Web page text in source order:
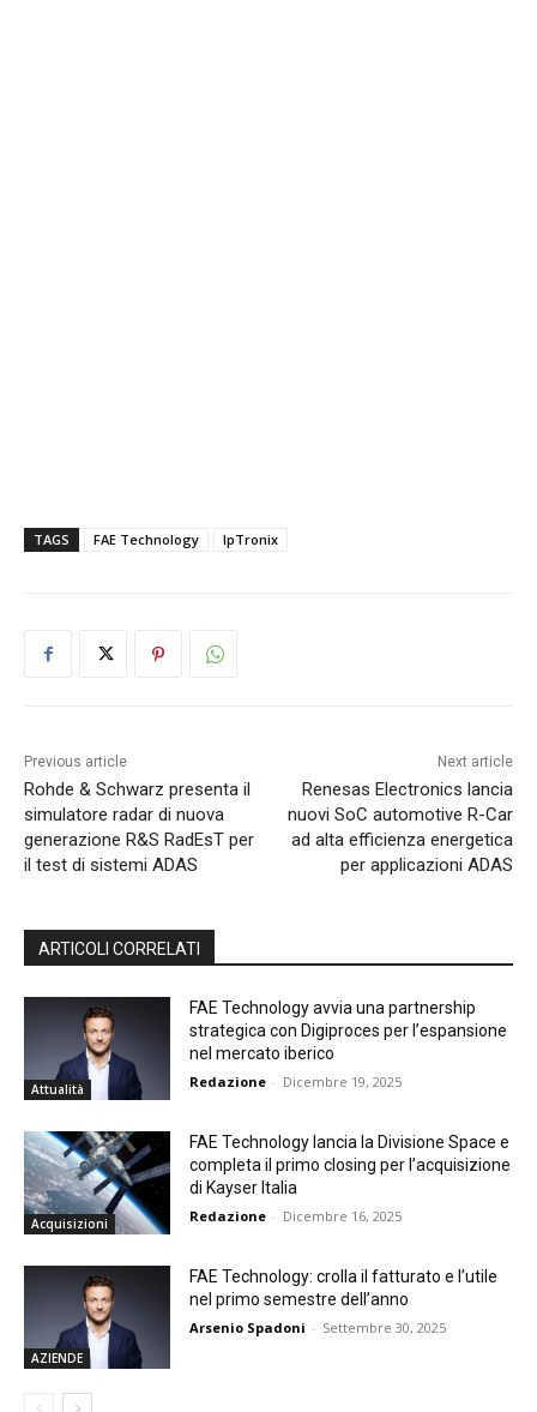
TAGS FAE Technology IpTronix
Previous article
Rohde & Schwarz presenta il
simulatore radar di nuova
generazione R&S RadEsT per
il test di sistemi ADAS
Next article
Renesas Electronics lancia
nuovi SoC automotive R-Car
ad alta efficienza energetica
per applicazioni ADAS
ARTICOLI CORRELATI
Attualità
FAE Technology avvia una partnership
strategica con Digiproces per l’espansione
nel mercato iberico
Redazione - Dicembre 19, 2025
Acquisizioni
FAE Technology lancia la Divisione Space e
completa il primo closing per l’acquisizione
di Kayser Italia
Redazione - Dicembre 16, 2025
AZIENDE
FAE Technology: crolla il fatturato e l’utile
nel primo semestre dell’anno
Arsenio Spadoni - Settembre 30, 2025